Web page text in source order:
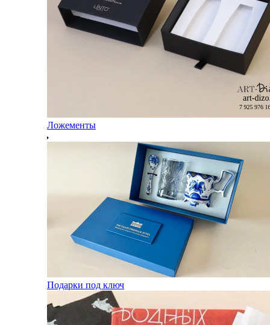
Ложементы
Подарки под ключ